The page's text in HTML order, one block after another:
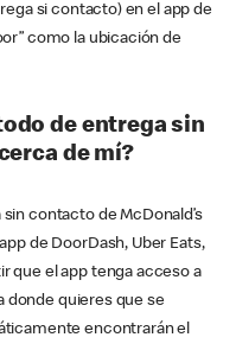
si contacto) en el app de
como la ubicación de
de entrega sin
de mí?
contacto de McDonald’s
de DoorDash, Uber Eats,
que el app tenga acceso a
donde quieres que se
encontrarán el